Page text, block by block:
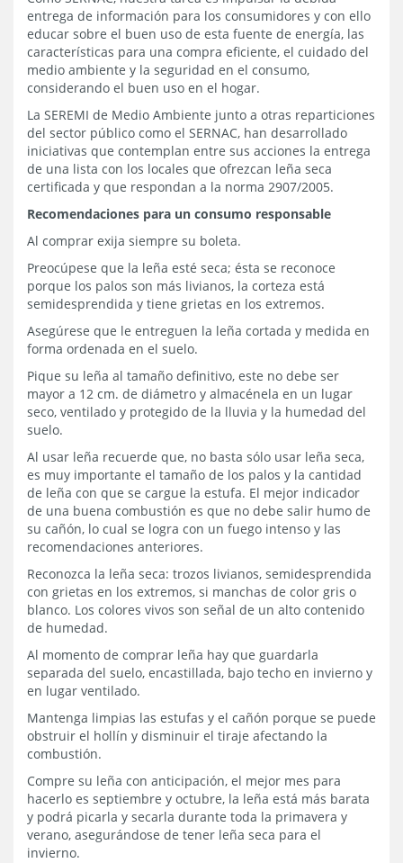
entrega de información para los consumidores y con ello
educar sobre el buen uso de esta fuente de energía, las
características para una compra eficiente, el cuidado del
medio ambiente y la seguridad en el consumo,
considerando el buen uso en el hogar.
La SEREMI de Medio Ambiente junto a otras reparticiones
del sector público como el SERNAC, han desarrollado
iniciativas que contemplan entre sus acciones la entrega
de una lista con los locales que ofrezcan leña seca
certificada y que respondan a la norma 2907/2005.
Recomendaciones para un consumo responsable
Al comprar exija siempre su boleta.
Preocúpese que la leña esté seca; ésta se reconoce
porque los palos son más livianos, la corteza está
semidesprendida y tiene grietas en los extremos.
Asegúrese que le entreguen la leña cortada y medida en
forma ordenada en el suelo.
Pique su leña al tamaño definitivo, este no debe ser
mayor a 12 cm. de diámetro y almacénela en un lugar
seco, ventilado y protegido de la lluvia y la humedad del
suelo.
Al usar leña recuerde que, no basta sólo usar leña seca,
es muy importante el tamaño de los palos y la cantidad
de leña con que se cargue la estufa. El mejor indicador
de una buena combustión es que no debe salir humo de
su cañón, lo cual se logra con un fuego intenso y las
recomendaciones anteriores.
Reconozca la leña seca: trozos livianos, semidesprendida
con grietas en los extremos, si manchas de color gris o
blanco. Los colores vivos son señal de un alto contenido
de humedad.
Al momento de comprar leña hay que guardarla
separada del suelo, encastillada, bajo techo en invierno y
en lugar ventilado.
Mantenga limpias las estufas y el cañón porque se puede
obstruir el hollín y disminuir el tiraje afectando la
combustión.
Compre su leña con anticipación, el mejor mes para
hacerlo es septiembre y octubre, la leña está más barata
y podrá picarla y secarla durante toda la primavera y
verano, asegurándose de tener leña seca para el
invierno.